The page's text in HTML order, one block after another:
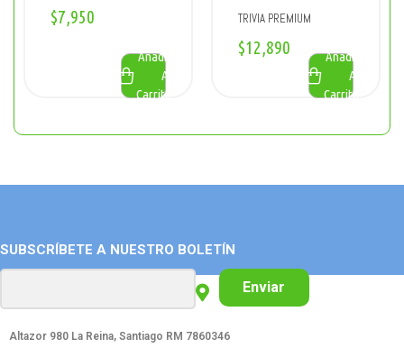
$7,950
Añadir
Al
Carrito
y Educativos
TRIVIA PREMIUM
$12,890
Añadir
Al
Carrito
SUBSCRÍBETE A NUESTRO BOLETÍN
Enviar
Altazor 980 La Reina, Santiago RM 7860346